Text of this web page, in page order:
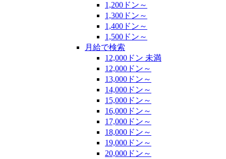
1,200ドン～
1,300ドン～
1,400ドン～
1,500ドン～
月給で検索
12,000ドン 未満
12,000ドン～
13,000ドン～
14,000ドン～
15,000ドン～
16,000ドン～
17,000ドン～
18,000ドン～
19,000ドン～
20,000ドン～